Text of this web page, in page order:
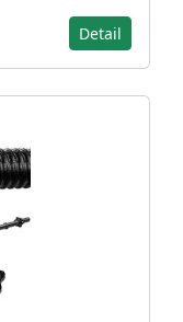
Detail